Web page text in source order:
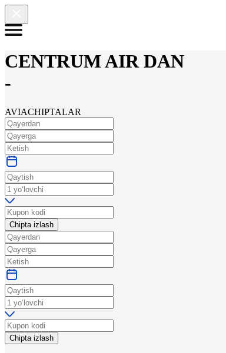
CENTRUM AIR DAN
-
AVIACHIPTALAR
Chipta izlash
Chipta izlash